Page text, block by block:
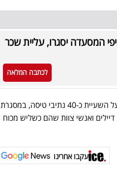
המסעדה יסגרו, עליית שכר
לכתבה המלאה
כבר בספטמבר האחרון עלתה החברה לכותרות אחרי שהודיעה לעובדיה על השעיית כ-40 נתיבי טיסה, במסגרת
סיום קיצוץ של 25% מלוח הזמנים שלה לנובמבר, לצד פיטורים של 1800 דיילים ואנשי צוות שהם כשליש מכוח
עקבו אחרינו